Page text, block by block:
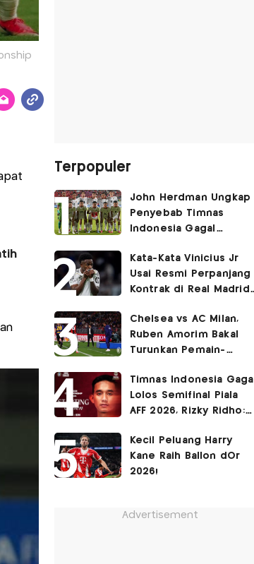
Terpopuler
John Herdman Ungkap
Penyebab Timnas
Indonesia Gagal
Piala AFF 2026
Kata-Kata Vinicius Jr
Usai Resmi Perpanjang
Kontrak di Real Madrid
Chelsea vs AC Milan,
Ruben Amorim Bakal
Turunkan Pemain-
Timnas Indonesia Gagal
Lolos Semifinal Piala
AFF 2026, Rizky Ridho:
Kecil Peluang Harry
Kane Raih Ballon dOr
2026!
Advertisement